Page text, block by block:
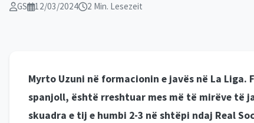
GS 12/03/2024 2 Min. Lesezeit
Myrto Uzuni në formacionin e javës në La
spanjoll, është rreshtuar mes më të mirëve të
skuadra e tij e humbi 2-3 në shtëpi ndaj Real